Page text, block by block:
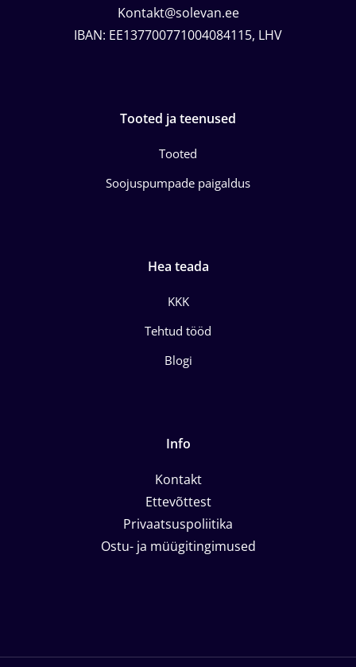
Kontakt@solevan.ee
IBAN: EE137700771004084115, LHV
Tooted ja teenused
Tooted
Soojuspumpade paigaldus
Hea teada
KKK
Tehtud tööd
Blogi
Info
Kontakt
Ettevõttest
Privaatsuspoliitika
Ostu- ja müügitingimused